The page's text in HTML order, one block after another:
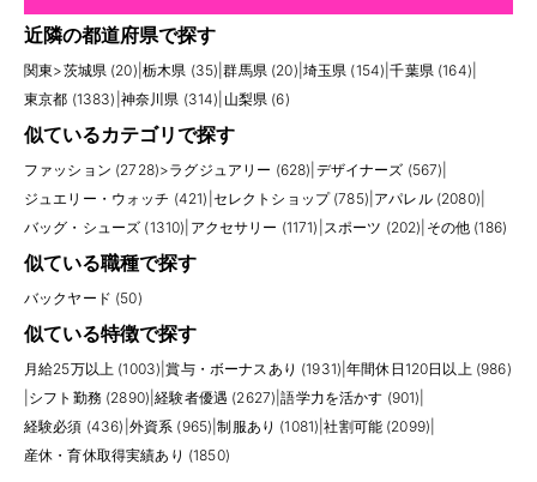
近隣の都道府県で探す
関東>茨城県 (20) 栃木県 (35) |群馬県 (20) 埼玉県 (154) |千葉県 (164)
東京都 (1383) 神奈川県 (314) 山梨県 (6)
似ているカテゴリで探す
ファッション (2728)>ラグジュアリー (628) デザイナーズ (567)
ジュエリー・ウォッチ (421) セレクトショップ (785) アパレル (2080)
バッグ・シューズ (1310) アクセサリー (1171) スポーツ (202) その他 (186)
似ている職種で探す
バックヤード (50)
似ている特徴で探す
月給25万以上 (1003) |賞与・ボーナスあり (1931) |年間休日120日以上 (986)
シフト勤務 (2890) |経験者優遇 (2627) |語学力を活かす (901)
経験必須 (436) 外資系 (965) |制服あり (1081) |社割可能 (2099)
産休・育休取得実績あり (1850)